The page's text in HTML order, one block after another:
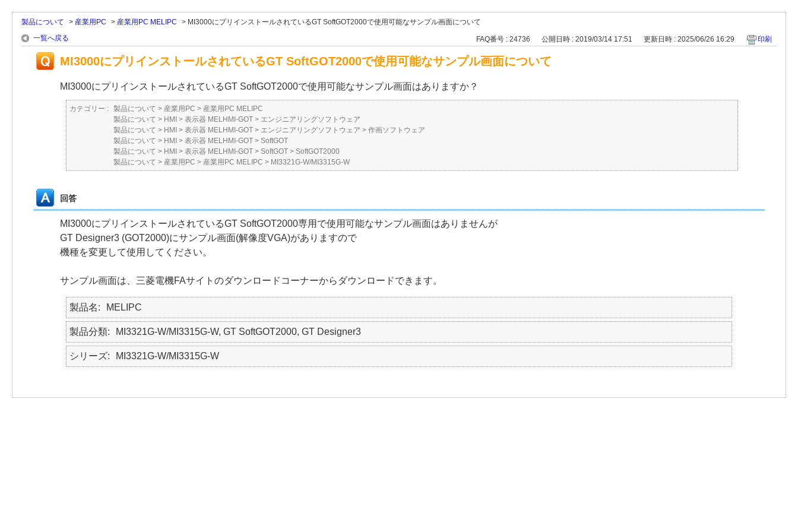
製品について > 産業用PC > 産業用PC MELIPC > MI3000にプリインストールされているGT SoftGOT2000で使用可能なサンプル画面について
一覧へ戻る
FAQ番号 : 24736 公開日時 : 2019/03/14 17:51 更新日時 : 2025/06/26 16:29 印刷
MI3000にプリインストールされているGT SoftGOT2000で使用可能なサンプル画面について
MI3000にプリインストールされているGT SoftGOT2000で使用可能なサンプル画面はありますか？
カテゴリー : 製品について > 産業用PC > 産業用PC MELIPC
製品について > HMI > 表示器 MELHMI-GOT > エンジニアリングソフトウェア
製品について > HMI > 表示器 MELHMI-GOT > エンジニアリングソフトウェア > 作画ソフトウェア
製品について > HMI > 表示器 MELHMI-GOT > SoftGOT
製品について > HMI > 表示器 MELHMI-GOT > SoftGOT > SoftGOT2000
製品について > 産業用PC > 産業用PC MELIPC > MI3321G-W/MI3315G-W
回答
MI3000にプリインストールされているGT SoftGOT2000専用で使用可能なサンプル画面はありませんが
GT Designer3 (GOT2000)にサンプル画面(解像度VGA)がありますので
機種を変更して使用してください。
サンプル画面は、三菱電機FAサイトのダウンロードコーナーからダウンロードできます。
製品名 MELIPC
製品分類 MI3321G-W/MI3315G-W, GT SoftGOT2000, GT Designer3
シリーズ MI3321G-W/MI3315G-W